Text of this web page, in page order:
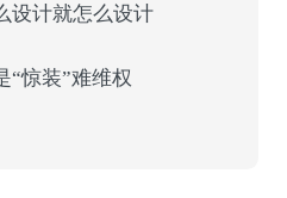
设计就怎么设计
“惊装”难维权